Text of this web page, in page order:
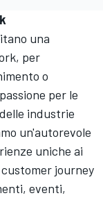
una
, per
o
per le
industrie
un'autorevole
uniche ai
journey
eventi,